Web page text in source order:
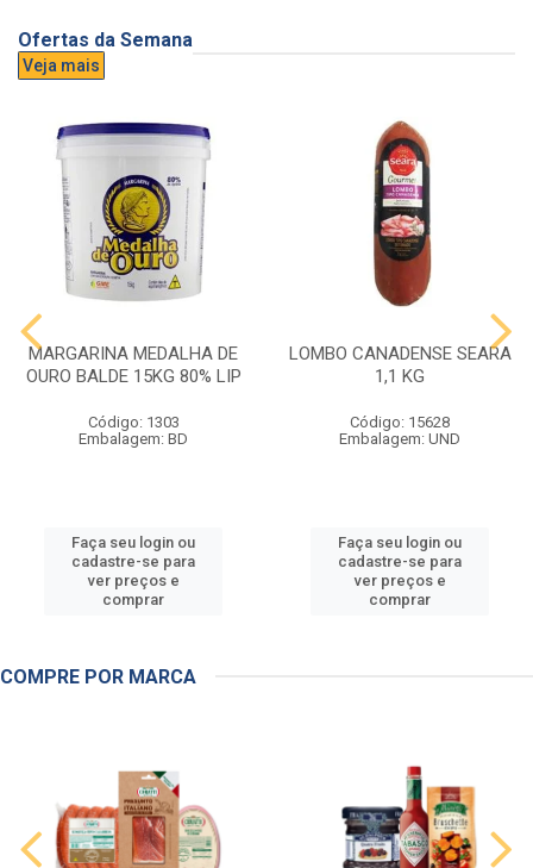
Ofertas da Semana
Veja mais
MARGARINA MEDALHA DE
OURO BALDE 15KG 80% LIP
Código: 1303
Embalagem: BD
Faça seu login ou
cadastre-se para
ver preços e
comprar
LOMBO CANADENSE SEARA
1,1 KG
Código: 15628
Embalagem: UND
Faça seu login ou
cadastre-se para
ver preços e
comprar
COMPRE POR MARCA